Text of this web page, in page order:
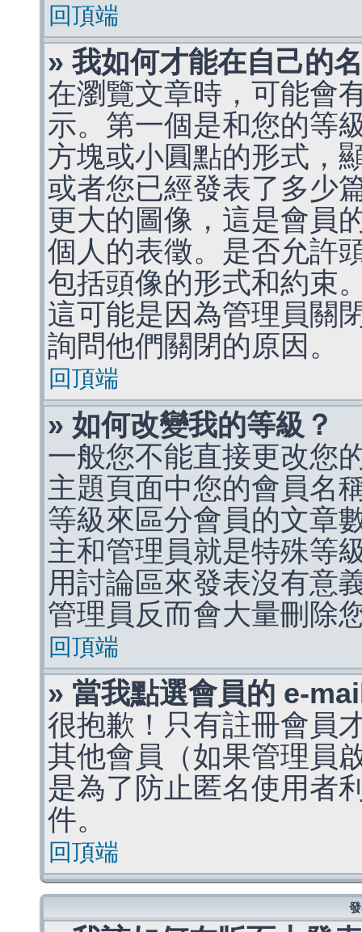
回頂端
» 我如何才能在自己的
在瀏覽文章時，可能會
示。第一個是和您的等
方塊或小圓點的形式，
或者您已經發表了多少
更大的圖像，這是會員
個人的表徵。是否允許
包括頭像的形式和約束
這可能是因為管理員關
詢問他們關閉的原因。
回頂端
» 如何改變我的等級？
一般您不能直接更改您
主題頁面中您的會員名
等級來區分會員的文章
主和管理員就是特殊等
用討論區來發表沒有意
管理員反而會大量刪除
回頂端
» 當我點選會員的 e-
很抱歉！只有註冊會員
其他會員（如果管理員
是為了防止匿名使用者
件。
回頂端